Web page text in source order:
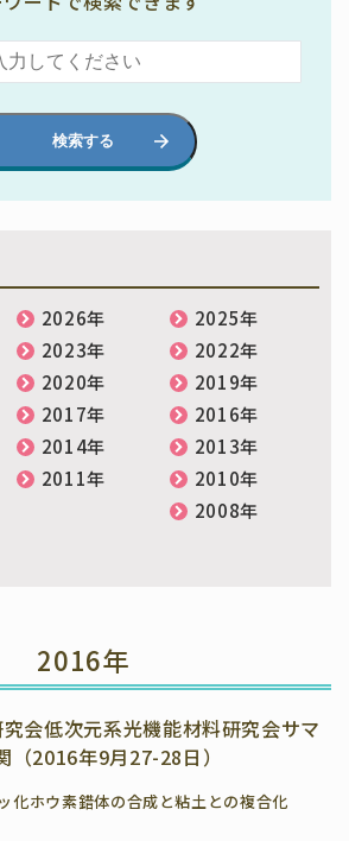
検索する
2016年
会低次元系光機能材料研究会サマ
2016年9月27-28日）
化ホウ素錯体の合成と粘土との複合化
2026年
2025年
2023年
2022年
2020年
2019年
2017年
2016年
2014年
2013年
2011年
2010年
2008年